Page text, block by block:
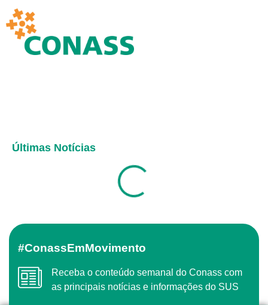
Últimas Notícias
#ConassEmMovimento
Receba o conteúdo semanal do Conass com
as principais notícias e informações do SUS